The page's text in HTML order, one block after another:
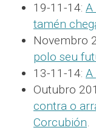
19-11-14: A
tamén
Novembro
polo seu
13-11-14: A
Outubro
contra o
Corcubión.